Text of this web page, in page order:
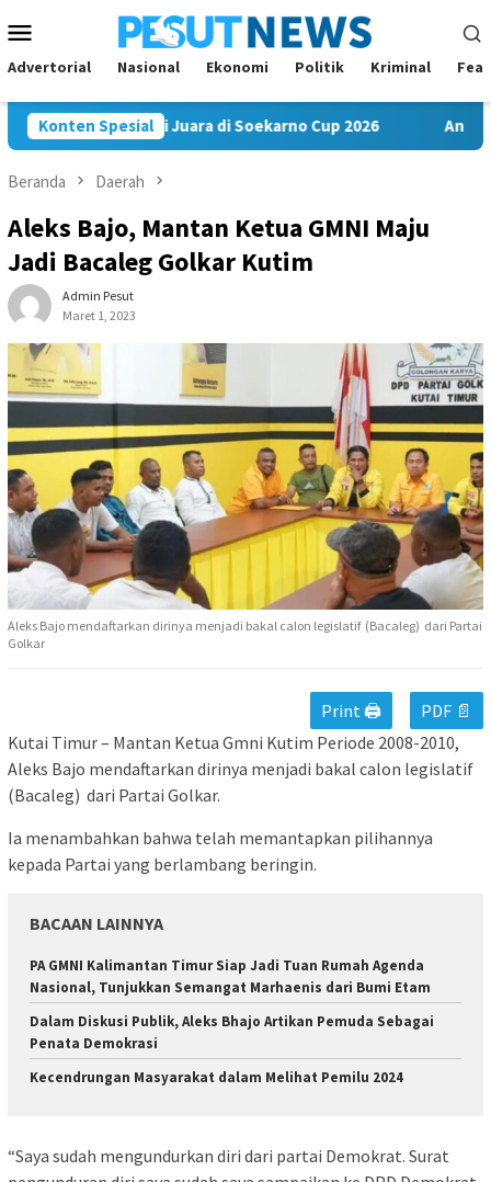
ke
kontenMobile
Advertorial Nasional Ekonomi Politik Kriminal
Konten Spesial
Bawa Misi Juara di Soekarno Cup 2026 Andi Satya
Beranda Daerah
Aleks Bajo, Mantan Ketua GMNI Maju
Jadi Bacaleg Golkar Kutim
Admin Pesut
Maret 1, 2023
Aleks Bajo mendaftarkan dirinya menjadi bakal calon legislatif (Bacaleg) dari Partai
Golkar
Print 🖨
PDF 📄
Kutai Timur – Mantan Ketua Gmni Kutim Periode 2008-2010,
Aleks Bajo mendaftarkan dirinya menjadi bakal calon legislatif
(Bacaleg) dari Partai Golkar.
Ia menambahkan bahwa telah memantapkan pilihannya
kepada Partai yang berlambang beringin.
BACAAN LAINNYA
PA GMNI Kalimantan Timur Siap Jadi Tuan Rumah Agenda
Nasional, Tunjukkan Semangat Marhaenis dari Bumi Etam
Dalam Diskusi Publik, Aleks Bhajo Artikan Pemuda Sebagai
Penata Demokrasi
Kecendrungan Masyarakat dalam Melihat Pemilu 2024
“Saya sudah mengundurkan diri dari partai Demokrat. Surat